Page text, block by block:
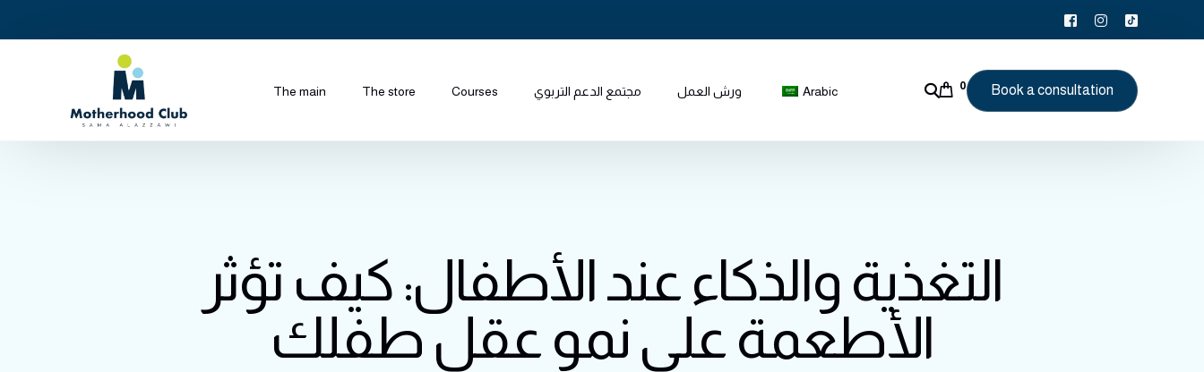
The main The store Courses مجتمع الدعم التربوي ورش العمل Arabic 0 Book a consultation
التغذية والذكاء عند الأطفال: كيف تؤثر
الأطعمة على نمو عقل طفلك